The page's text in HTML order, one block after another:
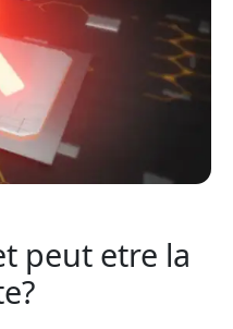
peut etre la